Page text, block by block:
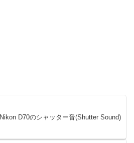
Nikon D70のシャッター音(Shutter Sound)